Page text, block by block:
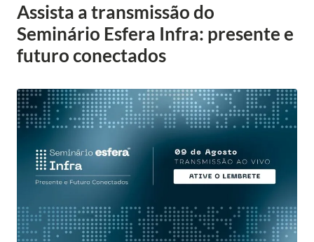
Assista a transmissão do
Seminário Esfera Infra: presente e
futuro conectados